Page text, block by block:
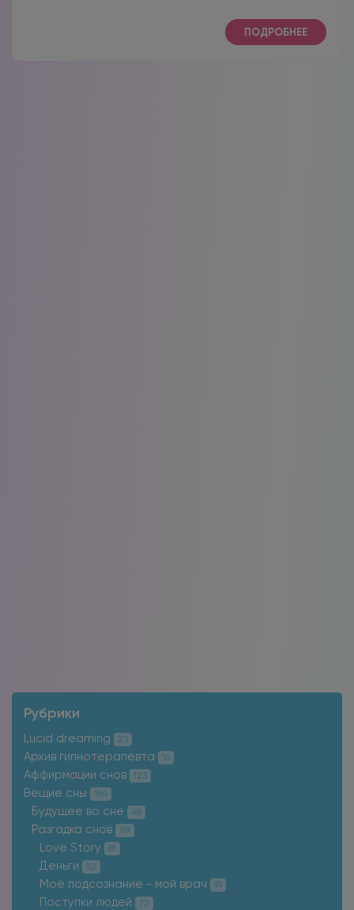
ПОДРОБНЕЕ
Рубрики
Lucid dreaming 23
Архив гипнотерапевта 16
Аффирмации снов 123
Вещие сны 184
Будущее во сне 48
Разгадка снов 119
Love Story 81
Деньги 52
Моё подсознание - мой врач 91
Поступки людей 72